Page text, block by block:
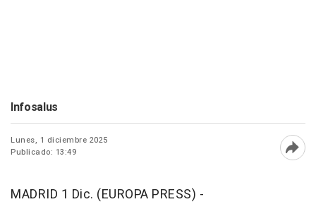
Infosalus
Lunes, 1 diciembre 2025
Publicado: 13:49
MADRID 1 Dic. (EUROPA PRESS) -